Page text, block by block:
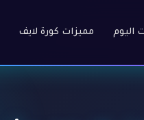
اليوم مميزات كورة لايف